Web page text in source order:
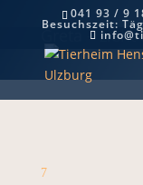
041 93 / 9
Besuchszeit:
Greta – zieht
7